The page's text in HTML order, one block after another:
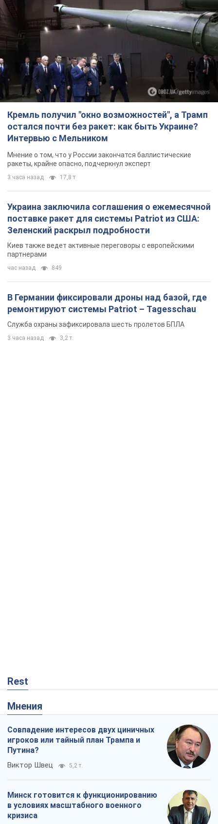
Кремль получил "окно возможностей", а Трамп
остался почти без ракет: как быть Украине?
Интервью с Мельником
Мнение о том, что у России закончатся баллистические
ракеты, крайне опасно, подчеркнул эксперт
3 часа назад 17,8 т.
Украина заключила соглашения о ежемесячной
поставке ракет для системы Patriot из США:
Зеленский раскрыл подробности
Киев также ведет активные переговоры с европейскими
партнерами
час назад 849
В Германии фиксировали дроны над базой, где
ремонтируют системы Patriot – Tagesschau
Служба охраны зафиксировала шесть пролетов БПЛА
3 часа назад 3,2 т.
Rest
Мнения
Совпадение интересов двух циничных
игроков или тайный план Трампа и
Путина?
Виктор Швец 5,2 т.
Минск готовится к функционированию
в условиях масштабного военного
кризиса